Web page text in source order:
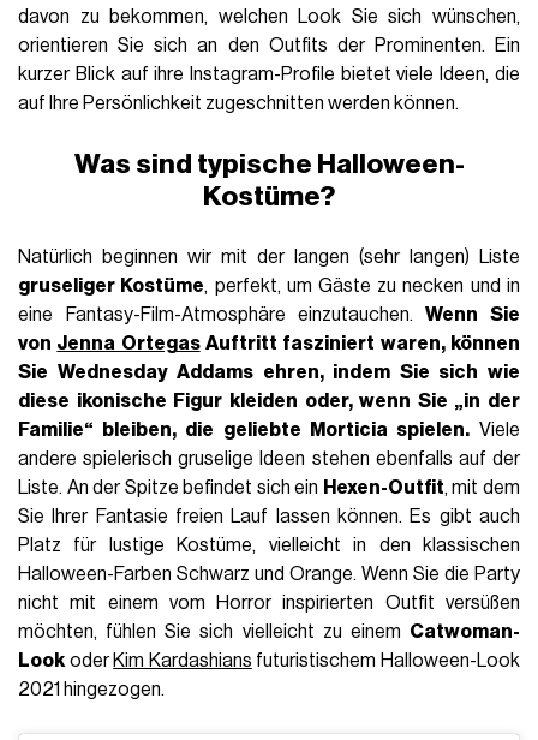
davon zu bekommen, welchen Look Sie sich wünschen,
orientieren Sie sich an den Outfits der Prominenten. Ein
kurzer Blick auf ihre Instagram-Profile bietet viele Ideen, die
auf Ihre Persönlichkeit zugeschnitten werden können.
Was sind typische Halloween-
Kostüme?
Natürlich beginnen wir mit der langen (sehr langen) Liste
gruseliger Kostüme, perfekt, um Gäste zu necken und in
eine Fantasy-Film-Atmosphäre einzutauchen.Wenn Sie
von Jenna OrtegasAuftritt fasziniert waren, können
Sie Wednesday Addams ehren, indem Sie sich wie
diese ikonische Figur kleiden oder, wenn Sie „in der
Familie“ bleiben, die geliebte Morticia spielen.Viele
andere spielerisch gruselige Ideen stehen ebenfalls auf der
Liste. An der Spitze befindet sich ein Hexen-Outfit, mit dem
Sie Ihrer Fantasie freien Lauf lassen können. Es gibt auch
Platz für lustige Kostüme, vielleicht in den klassischen
Halloween-Farben Schwarz und Orange. Wenn Sie die Party
nicht mit einem vom Horror inspirierten Outfit versüßen
möchten, fühlen Sie sich vielleicht zu einem Catwoman-
Look oder Kim Kardashians futuristischem Halloween-Look
2021 hingezogen.